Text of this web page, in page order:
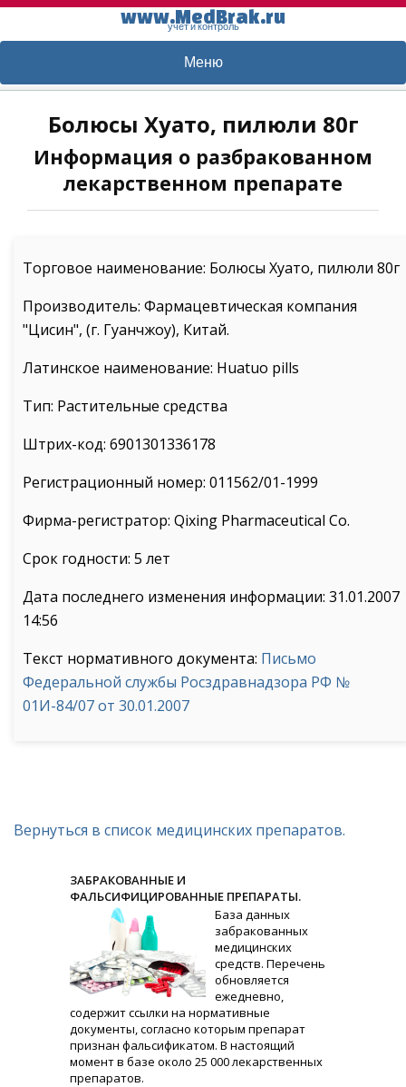
www.MedBrak.ru
учет и контроль
Меню
Болюсы Хуато, пилюли 80г
Информация о разбракованном
лекарственном препарате
Торговое наименование: Болюсы Хуато, пилюли 80г
Производитель: Фармацевтическая компания
"Цисин", (г. Гуанчжоу), Китай.
Латинское наименование: Huatuo pills
Тип: Растительные средства
Штрих-код: 6901301336178
Регистрационный номер: 011562/01-1999
Фирма-регистратор: Qixing Pharmaceutical Co.
Срок годности: 5 лет
Дата последнего изменения информации: 31.01.2007
14:56
Текст нормативного документа: Письмо
Федеральной службы Росздравнадзора РФ №
01И-84/07 от 30.01.2007
Вернуться в список медицинских препаратов.
ЗАБРАКОВАННЫЕ И
ФАЛЬСИФИЦИРОВАННЫЕ ПРЕПАРАТЫ.
База данных
забракованных
медицинских
средств. Перечень
обновляется
ежедневно,
содержит ссылки на нормативные
документы, согласно которым препарат
признан фальсификатом. В настоящий
момент в базе около 25 000 лекарственных
препаратов.